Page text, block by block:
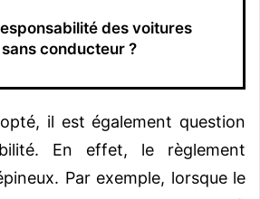
des voitures
conducteur ?
il est également question
En effet, le règlement
Par exemple, lorsque le